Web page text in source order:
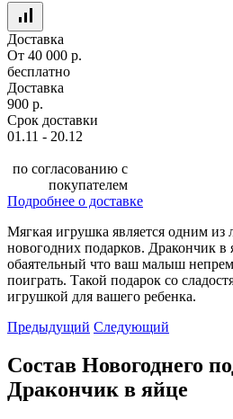
Доставка
От 40 000 р.
бесплатно
Доставка
900 р.
Срок доставки
01.11 - 20.12
по согласованию с
покупателем
Подробнее о доставке
Мягкая игрушка является одним из
новогодних подарков. Дракончик в
обаятельный что ваш малыш
поиграть. Такой подарок со
игрушкой для вашего ребенка.
Предыдущий Следующий
Состав Новогоднего
Дракончик в яйце